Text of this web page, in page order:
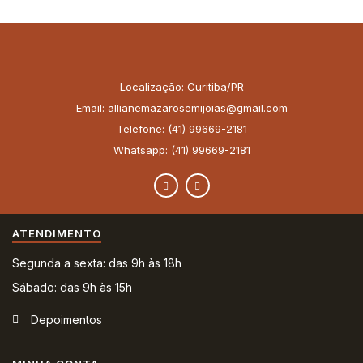
Localização: Curitiba/PR
Email: allianemazarosemijoias@gmail.com
Telefone: (41) 99669-2181
Whatsapp: (41) 99669-2181
ATENDIMENTO
Segunda a sexta: das 9h às 18h
Sábado: das 9h às 15h
Depoimentos